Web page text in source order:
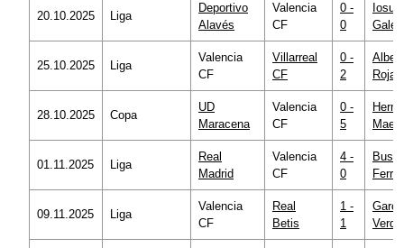
20.10.2025 Liga
Deportivo
Alavés
Valencia
CF
0 -
0
Iosu
25.10.2025 Liga
Valencia
CF
Villarreal
CF
0 -
2
Rojas
28.10.2025 Copa
UD
Maracena
Valencia
CF
0 -
5
01.11.2025 Liga
Real
Madrid
Valencia
CF
4 -
0
Ferrer
09.11.2025 Liga
Valencia
CF
Real
Betis
1 -
1